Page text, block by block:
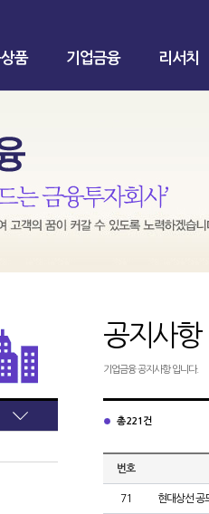
품 기업금융 리서치
공지사항
기업금융 공지사항 입니다.
총 221건
번호
71 현대상선 공